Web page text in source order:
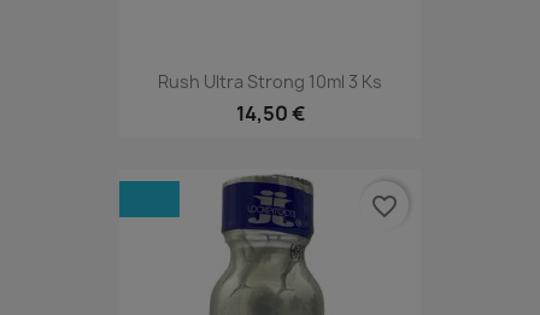
Rush Ultra Strong 10ml 3 Ks
14,50 €
favorite_border